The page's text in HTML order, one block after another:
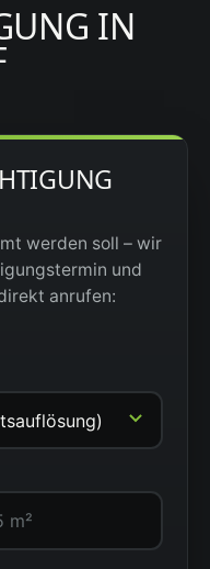
IN
werden soll – wir
und
anrufen: